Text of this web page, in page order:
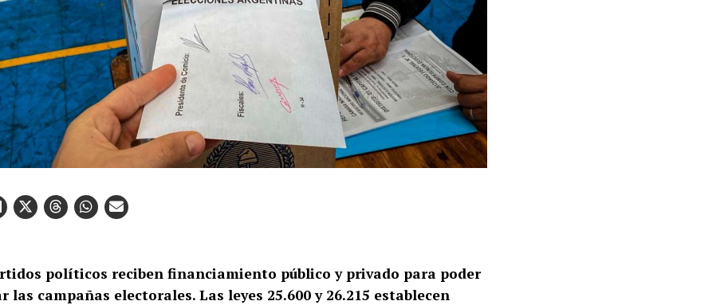
políticos reciben financiamiento público y privado para poder
las campañas electorales. Las leyes 25.600 y 26.215 establecen